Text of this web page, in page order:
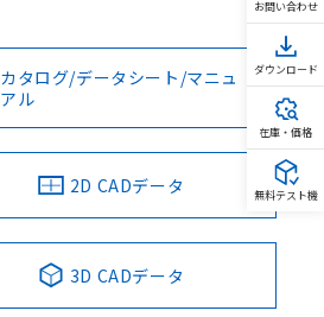
カタログ/データシート/マニュ
アル
2D CADデータ
3D CADデータ
お問い合わせ
ダウンロード
在庫・価格
無料テスト機